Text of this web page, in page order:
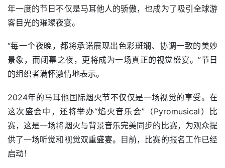
年一度的节日不仅是马耳他人的骄傲，也成为了吸引全球游
客目光的璀璨夜宴。
“每一个夜晚，都将承诺展现出色彩斑斓、协调一致的美妙
景象，而闭幕之夜，更将成为一场真正的视觉盛宴。”节日
的组织者满怀激情地表示。
2024年的马耳他国际烟火节不仅仅是一场视觉的享受。在
这次盛会中，还将举办“焰火音乐会”（Pyromusical）比
赛，这是一场将烟火与背景音乐完美同步的比赛，为观众提
供了一场听觉和视觉双重盛宴。目前，比赛的报名工作已经
启动！